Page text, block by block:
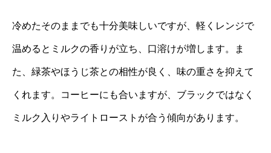
冷めたそのままでも十分美味しいですが、軽くレンジで
温めるとミルクの香りが立ち、口溶けが増します。ま
た、緑茶やほうじ茶との相性が良く、味の重さを抑えて
くれます。コーヒーにも合いますが、ブラックではなく
ミルク入りやライトローストが合う傾向があります。